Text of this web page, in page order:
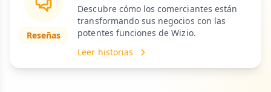
Reseñas
Descubre cómo los comerciantes están
transformando sus negocios con las
potentes funciones de Wizio.
Leer historias